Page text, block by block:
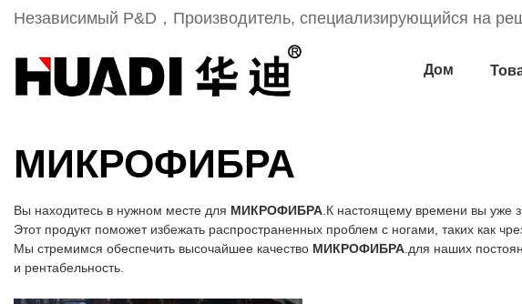
Независимый Р&D，Производитель, специализирующийся на
Дом
МИКРОФИБРА
Вы находитесь в нужном месте для МИКРОФИБРА.К настоящему времени вы уже
Этот продукт поможет избежать распространенных проблем с ногами, таких как
Мы стремимся обеспечить высочайшее качество МИКРОФИБРА.для наших
и рентабельность.